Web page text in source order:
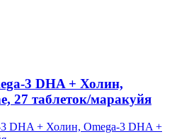
3 DHA + Холин,
27 таблеток/маракуйя